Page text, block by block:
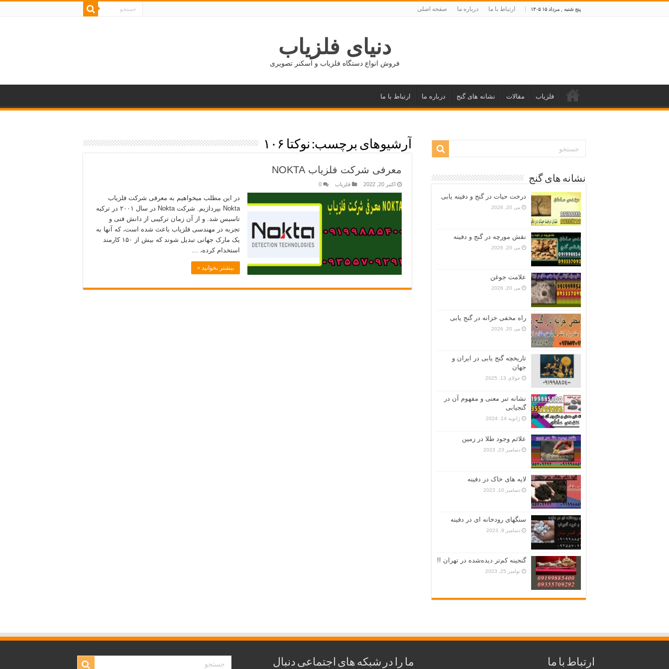
پنج شنبه , مرداد ۱۵ ۱۴۰۵ ارتباط با ما درباره ما صفحه اصلی
دنیای فلزیاب
فروش انواع دستگاه فلزیاب و اسکنر تصویری
فلزیاب مقالات نشانه های گنج درباره ما ارتباط با ما
آرشیوهای برچسب: نوکتا ۱۰۶
معرفی شرکت فلزیاب NOKTA
اکتبر 20, 2022 فلزیاب 0
در این مطلب میخواهیم به معرفی شرکت فلزیاب
Nokta بپردازیم. شرکت Nokta در سال ۲۰۰۱ در ترکیه
تاسیس شد. و از آن زمان ترکیبی از دانش فنی و
تجربه در مهندسی فلزیاب باعث شده است، که آنها به
یک مارک جهانی تبدیل شوند که بیش از ۱۵۰ کارمند
استخدام کرده، …
بیشتر بخوانید »
نشانه های گنج
درخت حیات در گنج و دفینه یابی
می 20, 2026
نقش مورچه در گنج و دفینه
می 20, 2026
علامت جوغن
می 20, 2026
راه مخفی خزانه در گنج یابی
می 20, 2026
تاریخچه گنج‌ یابی در ایران و
جهان
جولای 13, 2025
نشانه تبر معنی و مفهوم آن در
گنجیابی
ژانویه 14, 2024
علائم وجود طلا در زمین
دسامبر 23, 2023
لایه های خاک در دفینه
دسامبر 10, 2023
سنگهای رودخانه ای در دفینه
دسامبر 9, 2023
گنجینه کم‌تر دیده‌شده در تهران !!
نوامبر 25, 2023
ارتباط با ما ما را در شبکه های اجتماعی دنبال